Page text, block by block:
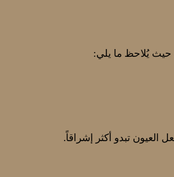
حيث يُلاحظ ما يلي:
تبدو أكثر إشراقاً.